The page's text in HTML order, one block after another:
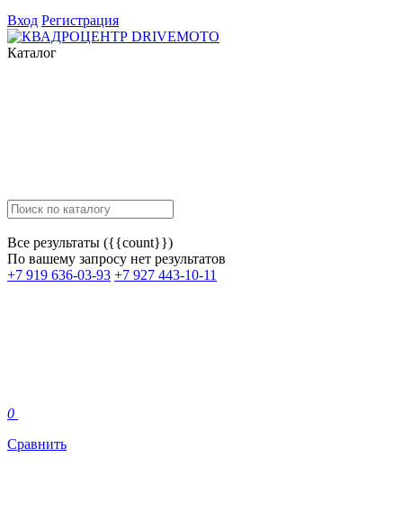
Вход Регистрация
Каталог
Все результаты ({{count}})
По вашему запросу нет результатов
+7 919 636-03-93 +7 927 443-10-11
0
Сравнить